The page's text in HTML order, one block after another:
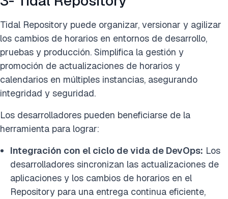
Tidal Repository puede organizar, versionar y agilizar
los cambios de horarios en entornos de desarrollo,
pruebas y producción. Simplifica la gestión y
promoción de actualizaciones de horarios y
calendarios en múltiples instancias, asegurando
integridad y seguridad.
Los desarrolladores pueden beneficiarse de la
herramienta para lograr:
Integración con el ciclo de vida de DevOps: Los
desarrolladores sincronizan las actualizaciones de
aplicaciones y los cambios de horarios en el
Repository para una entrega continua eficiente,